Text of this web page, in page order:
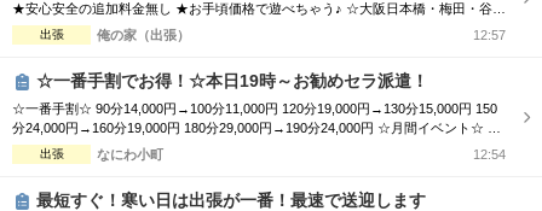
★安心安全の追加料金無し ★お手頃価格で遊べちゃう♪ ☆大阪日本橋・梅田・谷
九・天王寺エリア ☆朝10時～翌朝6時まで営業中♀ ☆大阪全域出張対応♪ ☆毎日18
時～大阪市内交通費無料♪ ホテルで♪ご自宅で♪ 厳選された可愛いセラピストと 素
出張 俺の家（出張） 12:57
☆一番手割でお得！☆本日19時～お勧めセラ派遣！
☆一番手割☆ 90分14,000円→100分11,000円 120分19,000円→130分15,000円 150
分24,000円→160分19,000円 180分29,000円→190分24,000円 ☆月間イベント☆ 90
分14,000円→11,000円 120分19,000円→15,000円 150分24,000円→19,000円 180分
29,000円→24,000円 ☆オプション☆ ...
出張 なにわ小町 12:54
最短すぐ！寒い日は出張が一番！最速で送迎します